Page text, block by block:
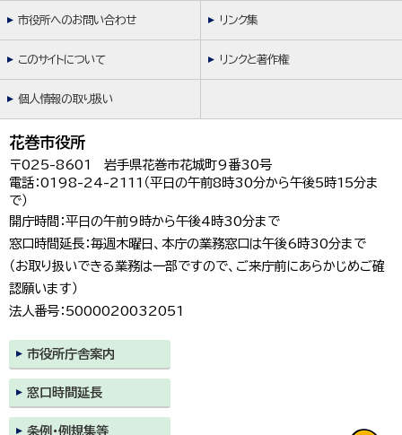
市役所へのお問い合わせ リンク集
このサイトについて リンクと著作権
個人情報の取り扱い
花巻市役所
〒025-8601 岩手県花巻市花城町9番30号
電話：0198-24-2111（平日の午前8時30分から午後5時15分ま
で）
開庁時間：平日の午前9時から午後4時30分まで
窓口時間延長：毎週木曜日、本庁の業務窓口は午後6時30分まで
（お取り扱いできる業務は一部ですので、ご来庁前にあらかじめご確
認願います）
法人番号：5000020032051
市役所庁舎案内
窓口時間延長
条例・例規集等